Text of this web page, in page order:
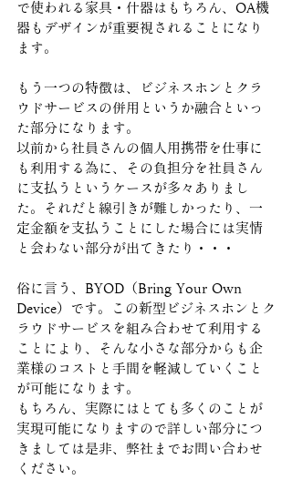
で使われる家具・什器はもちろん、OA機
器もデザインが重要視されることになり
ます。
もう一つの特徴は、ビジネスホンとクラ
ウドサービスの併用というか融合といっ
た部分になります。
以前から社員さんの個人用携帯を仕事に
も利用する為に、その負担分を社員さん
に支払うというケースが多々ありまし
た。それだと線引きが難しかったり、一
定金額を支払うことにした場合には実情
と会わない部分が出てきたり・・・
俗に言う、BYOD（Bring Your Own
Device）です。この新型ビジネスホンとク
ラウドサービスを組み合わせて利用する
ことにより、そんな小さな部分からも企
業様のコストと手間を軽減していくこと
が可能になります。
もちろん、実際にはとても多くのことが
実現可能になりますので詳しい部分につ
きましては是非、弊社までお問い合わせ
ください。